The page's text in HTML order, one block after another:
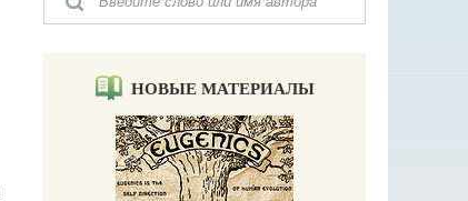
НОВЫЕ МАТЕРИАЛЫ